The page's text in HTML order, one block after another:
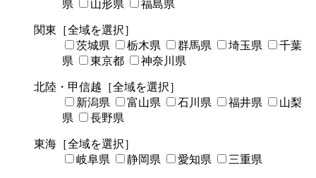
県
山形県 福島県
関東 ［全域を選択］
茨城県
栃木県 群馬県 埼玉県
千葉
県
東京都 神奈川県
北陸・甲信越 ［全域を選択］
新潟県
富山県 石川県 福井県
山梨
県
長野県
東海 ［全域を選択］
岐阜県
静岡県 愛知県 三重県